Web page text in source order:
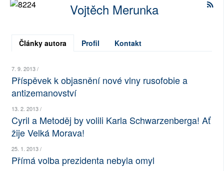
ROZHOVORY
NEJČTENĚJŠÍ ZA 7 DNÍ
AUTOŘI
PŘÍSPĚVKY NA PROVOZ
SOCIÁLNÍ SÍTĚ
Vojtěch Merunka
Články autora Profil Kontakt
7. 9. 2013 /
Příspěvek k objasnění nové vlny rusofobie a
antizemanovství
13. 2. 2013 /
Cyril a Metoděj by volili Karla Schwarzenberga! Ať
žije Velká Morava!
25. 1. 2013 /
Přímá volba prezidenta nebyla omyl